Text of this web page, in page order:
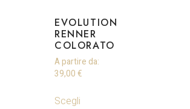
EVOLUTION
RENNER
COLORATO
A partire da:
39,00 €
Scegli